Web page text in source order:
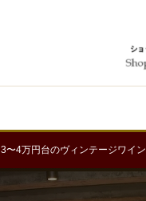
3〜4万円台のヴィンテージワイン